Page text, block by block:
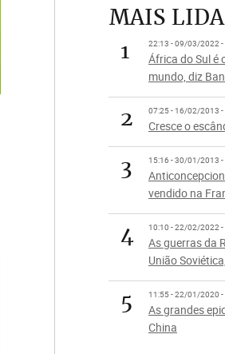
MAIS
1
22:13 - 09/03/2022 -
África do Sul é
mundo, diz
2 07:25 - 16/02/2013 -
Cresce o
3 15:16 - 30/01/2013 -
vendido na
4 10:10 - 22/02/2022 -
As guerras da
União
5 11:55 - 22/01/2020 -
As grandes
China